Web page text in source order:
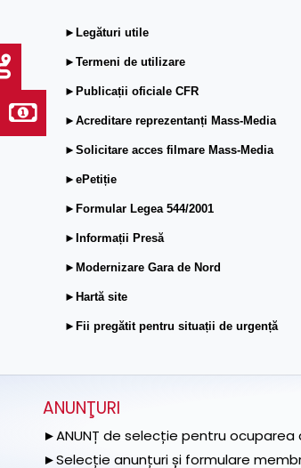
►Legături utile
►Termeni de utilizare
►Publicații oficiale CFR
►Acreditare reprezentanți Mass-Media
►Solicitare acces filmare Mass-Media
►ePetiție
►Formular Legea 544/2001
►Informații Presă
►Modernizare Gara de Nord
►Hartă site
►Fii pregătit pentru situații de urgență
ANUNŢURI
►ANUNȚ de selecție pentru ocuparea
►Selecție anunțuri și formulare